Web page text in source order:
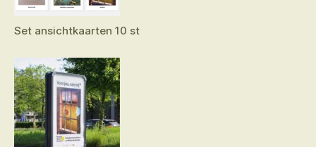
Set ansichtkaarten 10 st